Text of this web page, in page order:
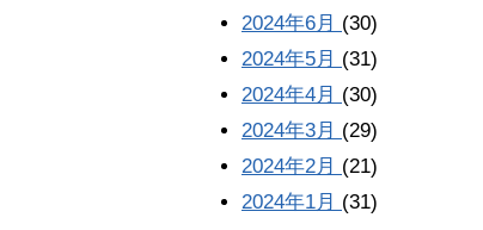
2024年6月 (30)
2024年5月 (31)
2024年4月 (30)
2024年3月 (29)
2024年2月 (21)
2024年1月 (31)